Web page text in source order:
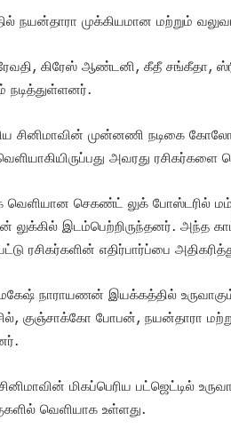
நயன்தாரா முக்கியமான மற்றும்
கிரேஸ் ஆண்டனி, கீதீ சங்கீதா, ஸ்ரீ
நடித்துள்ளனர்.
சினிமாவின் முன்னணி நடிகை
அவரது ரசிகர்களை
வெளியான செகண்ட் லுக் போஸ்டரில்
இடம்பெற்றிருந்தனர். அந்த
ரசிகர்களின் எதிர்பார்ப்பை
நாராயணன் இயக்கத்தில்
குஞ்சாக்கோ போபன், நயன்தாரா
மிகப்பெரிய பட்ஜெட்டில்
வெளியாக உள்ளது.